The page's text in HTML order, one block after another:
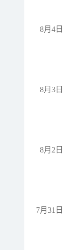
8月4日
8月3日
8月2日
7月31日